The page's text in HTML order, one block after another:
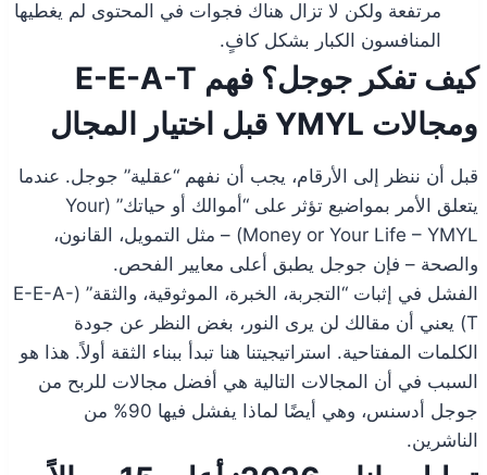
مرتفعة ولكن لا تزال هناك فجوات في المحتوى لم يغطيها
المنافسون الكبار بشكل كافٍ.
كيف تفكر جوجل؟ فهم E-E-A-T
ومجالات YMYL قبل اختيار المجال
قبل أن ننظر إلى الأرقام، يجب أن نفهم “عقلية” جوجل. عندما
يتعلق الأمر بمواضيع تؤثر على “أموالك أو حياتك” (Your
Money or Your Life – YMYL) – مثل التمويل، القانون،
والصحة – فإن جوجل يطبق أعلى معايير الفحص.
الفشل في إثبات “التجربة، الخبرة، الموثوقية، والثقة” (E-E-A-
T) يعني أن مقالك لن يرى النور، بغض النظر عن جودة
الكلمات المفتاحية. استراتيجيتنا هنا تبدأ ببناء الثقة أولاً. هذا هو
السبب في أن المجالات التالية هي أفضل مجالات للربح من
جوجل أدسنس، وهي أيضًا لماذا يفشل فيها 90% من
الناشرين.